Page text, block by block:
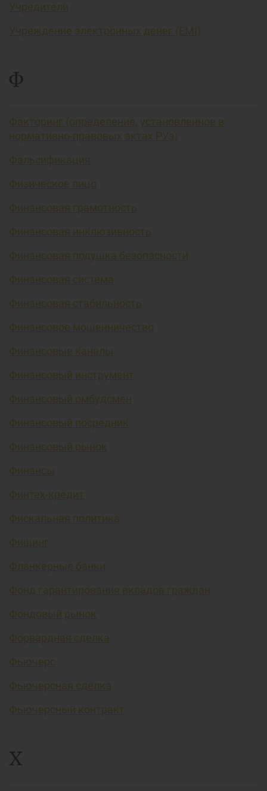
Учредители
Учреждение электронных денег (EMI)
Ф
Факторинг (определение, установленное в
нормативно-правовых актах РУз)
Фальсификация
Физическое лицо
Финансовая грамотность
Финансовая инклюзивность
Финансовая подушка безопасности
Финансовая система
Финансовая стабильность
Финансовое мошенничество
Финансовые каналы
Финансовый инструмент
Финансовый омбудсмен
Финансовый посредник
Финансовый рынок
Финансы
Финтех-кредит
Фискальная политика
Фишинг
Фланкерные банки
Фонд гарантирования вкладов граждан
Фондовый рынок
Форвардная сделка
Фьючерс
Фьючерсная сделка
Фьючерсный контракт
Х